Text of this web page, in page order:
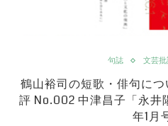
句誌 文芸
鶴山裕司の短歌・俳句に
評 No.002 中津昌子「永井
年1月